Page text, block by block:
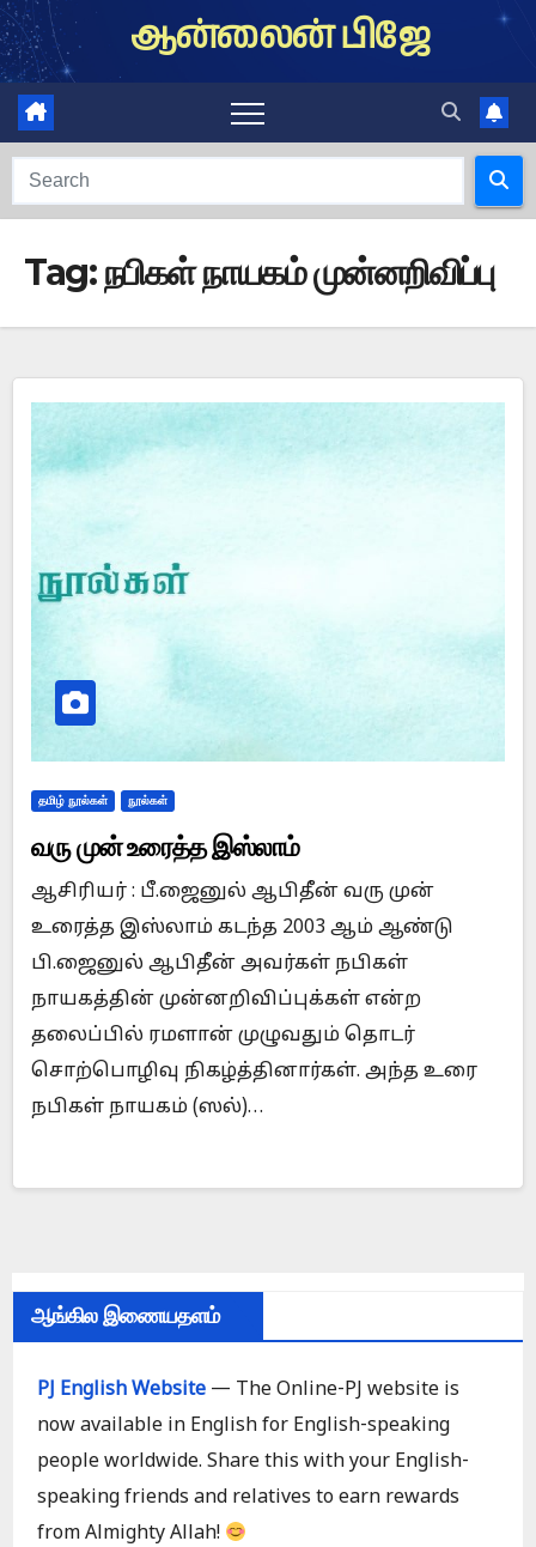
Skip
to
content
ஆன்லைன் பிஜே
Tag:நபிகள் நாயகம் முன்னறிவிப்பு
தமிழ் நூல்கள் நூல்கள்
வரு முன் உரைத்த இஸ்லாம்
ஆசிரியர் : பீ.ஜைனுல் ஆபிதீன் வரு முன்
உரைத்த இஸ்லாம் கடந்த 2003 ஆம் ஆண்டு
பி.ஜைனுல் ஆபிதீன் அவர்கள் நபிகள்
நாயகத்தின் முன்னறிவிப்புக்கள் என்ற
தலைப்பில் ரமளான் முழுவதும் தொடர்
சொற்பொழிவு நிகழ்த்தினார்கள். அந்த உரை
நபிகள் நாயகம் (ஸல்)…
ஆங்கில இணையதளம்
PJ English Website — The Online-PJ website is
now available in English for English-speaking
people worldwide. Share this with your English-
speaking friends and relatives to earn rewards
from Almighty Allah!